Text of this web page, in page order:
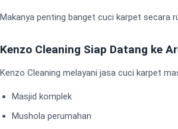
Makanya penting banget cuci karpet secara
Kenzo Cleaning Siap Datang ke
Kenzo Cleaning melayani jasa cuci karpet
Masjid komplek
Mushola perumahan